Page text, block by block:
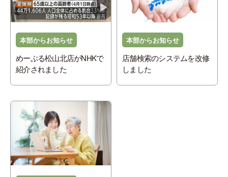
本部からお知らせ
めーぷる松山北店がNHKで
紹介されました
本部からお知らせ
店舗検索のシステムを改修
しました